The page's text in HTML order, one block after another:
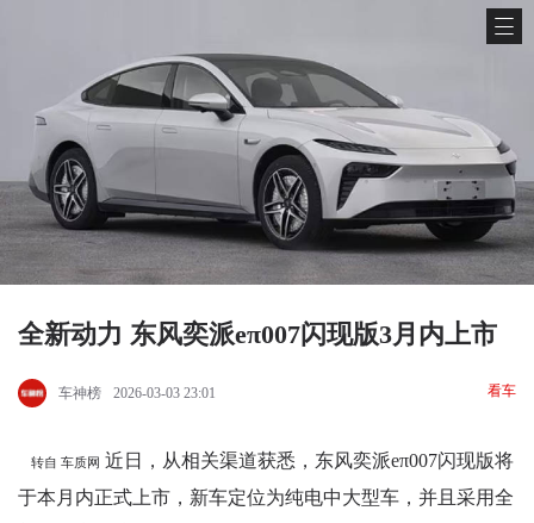
全新动力 东风奕派eπ007闪现版3月内上市
车神榜 2026-03-03 23:01 看车
转自 车质网 近日，从相关渠道获悉，东风奕派eπ007闪现版将
于本月内正式上市，新车定位为纯电中大型车，并且采用全